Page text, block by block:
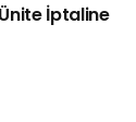
İptaline